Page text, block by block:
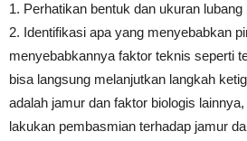
1. Perhatikan bentuk dan ukuran lubang
2. Identifikasi apa yang menyebabkan
menyebabkannya faktor teknis seperti
bisa langsung melanjutkan langkah
adalah jamur dan faktor biologis
lakukan pembasmian terhadap jamur